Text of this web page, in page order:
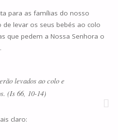
para as famílias do nosso
levar os seus bebés ao colo
que pedem a Nossa Senhora o
levados ao colo e
(Is 66, 10-14)
claro: